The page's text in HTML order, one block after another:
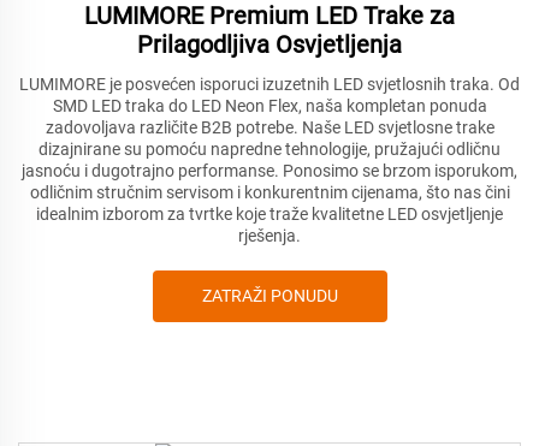
LUMIMORE Premium LED Trake za
Prilagodljiva Osvjetljenja
LUMIMORE je posvećen isporuci izuzetnih LED svjetlosnih traka. Od
SMD LED traka do LED Neon Flex, naša kompletan ponuda
zadovoljava različite B2B potrebe. Naše LED svjetlosne trake
dizajnirane su pomoću napredne tehnologije, pružajući odličnu
jasnoću i dugotrajno performanse. Ponosimo se brzom isporukom,
odličnim stručnim servisom i konkurentnim cijenama, što nas čini
idealnim izborom za tvrtke koje traže kvalitetne LED osvjetljenje
rješenja.
ZATRAŽI PONUDU